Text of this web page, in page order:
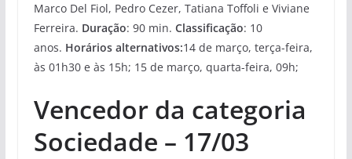
Marco Del Fiol, Pedro Cezer, Tatiana Toffoli e Viviane
Ferreira. Duração: 90 min. Classificação: 10
anos. Horários alternativos:14 de março, terça-feira,
às 01h30 e às 15h; 15 de março, quarta-feira, 09h;
Vencedor da categoria
Sociedade – 17/03